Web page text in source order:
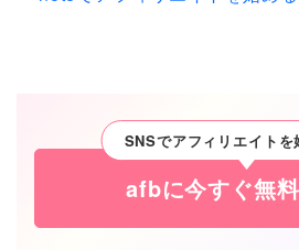
SNSでアフィリエイトを
afbに今すぐ無料